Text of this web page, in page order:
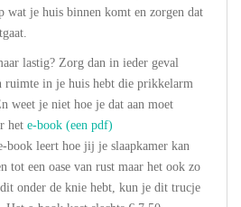
wat je huis binnen komt en zorgen dat
lastig? Zorg dan in ieder geval
ruimte in je huis hebt die prikkelarm
weet je niet hoe je dat aan moet
het e-book (een pdf)
book leert hoe jij je slaapkamer kan
tot een oase van rust maar het ook zo
onder de knie hebt, kun je dit trucje